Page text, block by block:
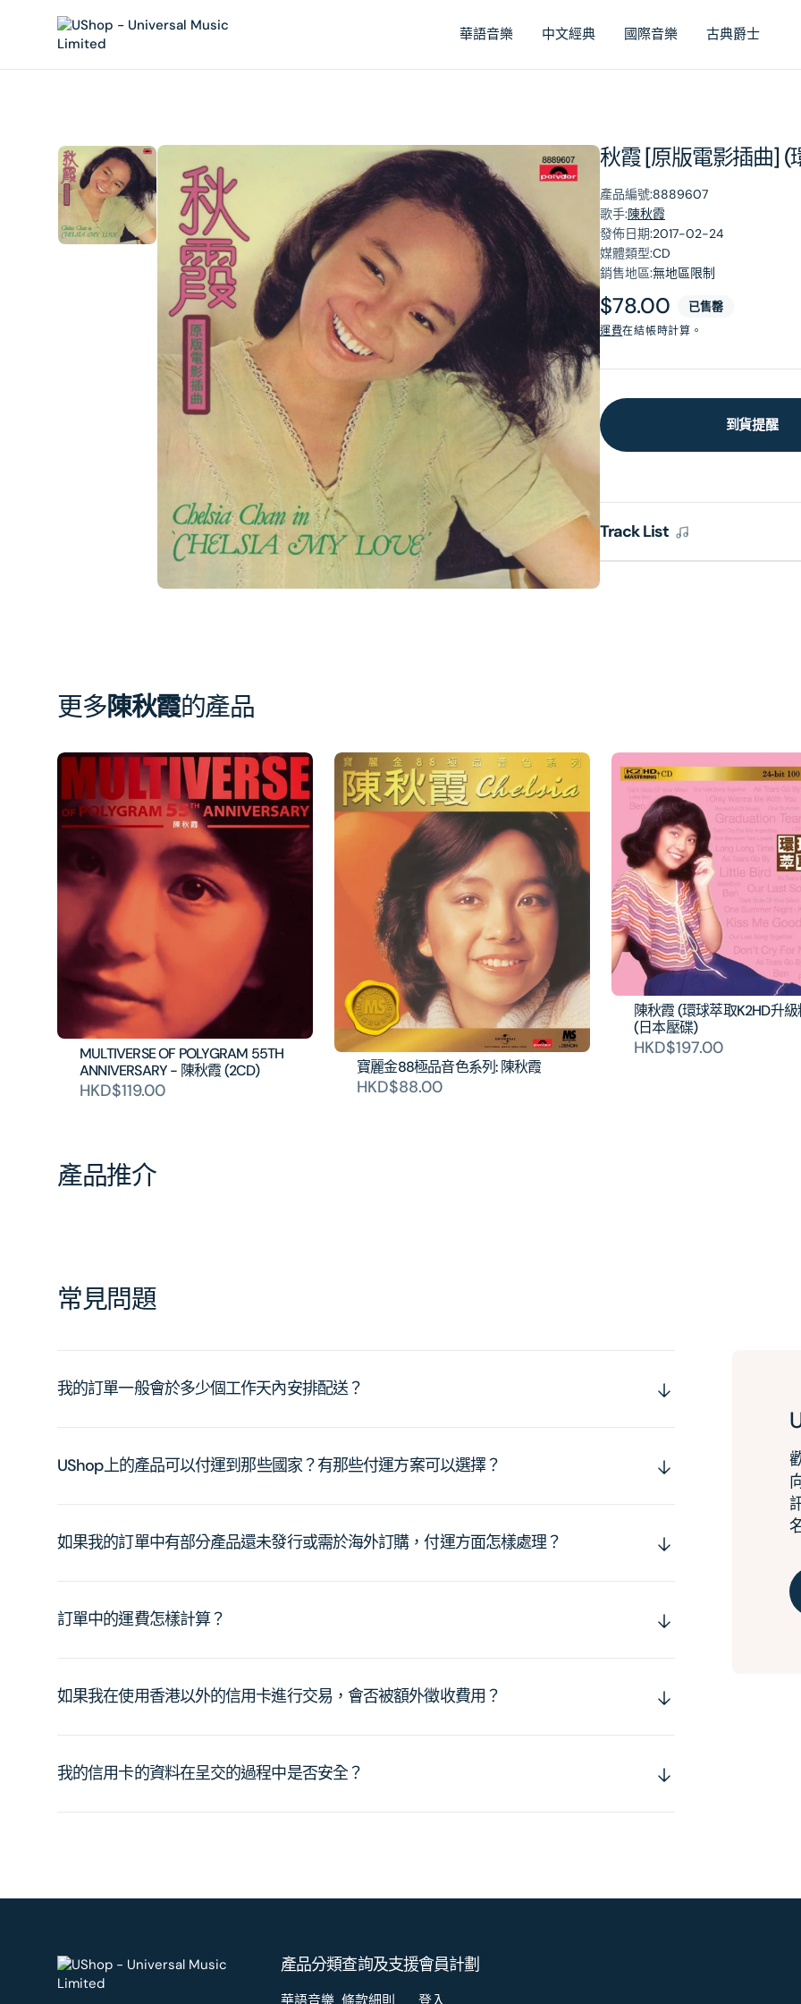
華語音樂 中文經典 國際音樂 古典爵士
秋霞 [原版電影插曲] (
產品編號:8889607
歌手:陳秋霞
發佈日期:2017-02-24
媒體類型:CD
銷售地區:無地區限制
原
價
$78.00 已售罄
運費在結帳時計算。
到貨提醒
Track List
在
相
簿
中
開
啟
第
1
圖
更多陳秋霞的產品
MULTIVERSE OF POLYGRAM 55TH
ANNIVERSARY - 陳秋霞 (2CD)
HKD$119.00
寶麗金88極品音色系列: 陳秋霞
HKD$88.00
陳秋霞 (環球萃取K2HD升
(日本壓碟)
HKD$197.00
產品推介
常見問題
我的訂單一般會於多少個工作天內安排配送？
UShop上的產品可以付運到那些國家？有那些付運方案可以選擇？
如果我的訂單中有部分產品還未發行或需於海外訂購，付運方面怎樣處理？
訂單中的運費怎樣計算？
如果我在使用香港以外的信用卡進行交易，會否被額外徵收費用？
我的信用卡的資料在呈交的過程中是否安全？
產品分類
華語音樂
查詢及支援
條款細則
會員計劃
登入